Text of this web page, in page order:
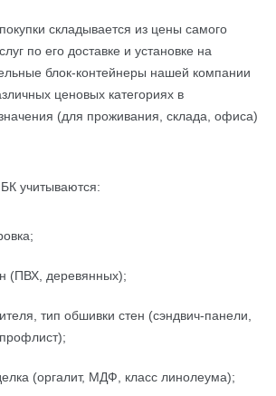
складывается из цены самого
по его доставке и установке на
блок-контейнеры нашей компании
ценовых категориях в
(для проживания, склада, офиса)
учитываются:
(ПВХ, деревянных);
тип обшивки стен (сэндвич-панели,
(оргалит, МДФ, класс линолеума);